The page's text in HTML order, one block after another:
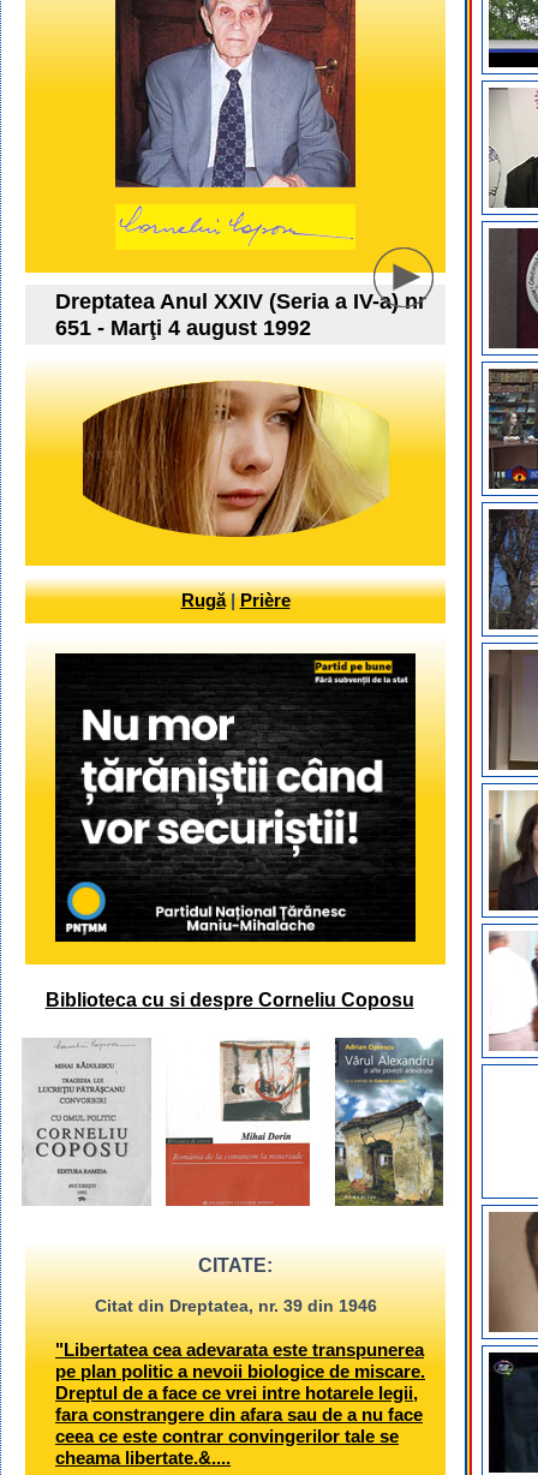
Dreptatea Anul XXIV (Seria a IV-a) nr
651 - Marţi 4 august 1992
Rugă|Prière
Biblioteca cu si despre Corneliu Coposu
CITATE:
Citat din Dreptatea, nr. 39 din 1946
"Libertatea cea adevarata este transpunerea
pe plan politic a nevoii biologice de miscare.
Dreptul de a face ce vrei intre hotarele legii,
fara constrangere din afara sau de a nu face
ceea ce este contrar convingerilor tale se
cheama libertate.&....